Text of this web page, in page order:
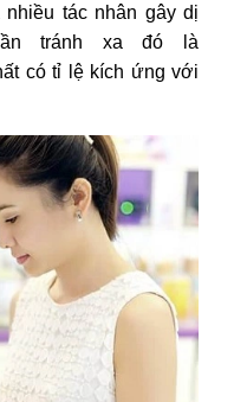
tác nhân gây dị
tránh xa đó là
có tỉ lệ kích ứng với